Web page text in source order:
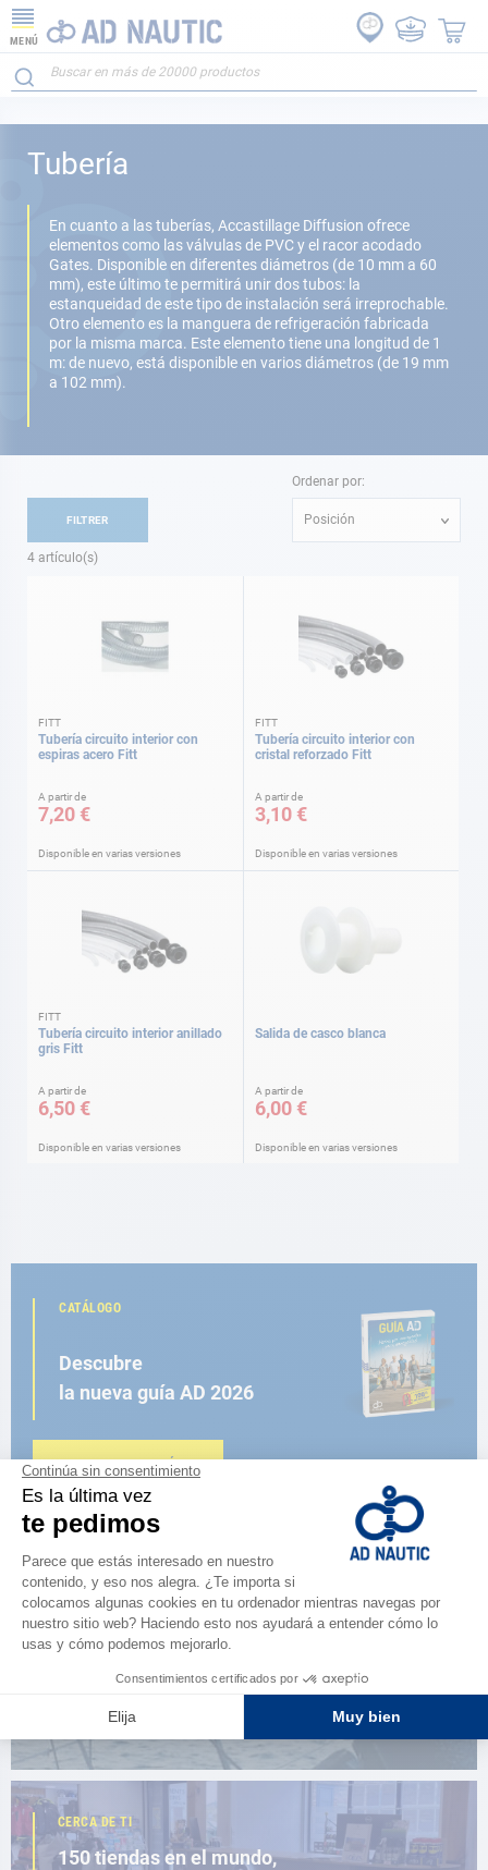
MENÚ
Tubería
En cuanto a lastuberías, Accastillage Diffusion ofrece
elementos como las válvulas de PVC yel racor acodado
Gates. Disponible en diferentes diámetros (de 10 mm a 60
mm), este últimote permitirá unir dos tubos: la
estanqueidad de este tipo de instalación será irreprochable.
Otro elemento es la manguera de refrigeración fabricada
por la misma marca. Este elemento tiene una longitud de 1
m: de nuevo, está disponible en varios diámetros (de 19 mm
a 102 mm).
4 artículo(s)
Ordenar por:
Posición
FITT
Tubería circuito interior con
espiras acero Fitt
A partir de
7,20 €
Disponible en varias versiones
FITT
Tubería circuito interior con
cristal reforzado Fitt
A partir de
3,10 €
Disponible en varias versiones
FITT
Tubería circuito interior anillado
gris Fitt
A partir de
6,50 €
Disponible en varias versiones
Salida de casco blanca
A partir de
6,00 €
Disponible en varias versiones
FILTRER
CATÁLOGO
Descubre
la nueva guía AD 2026
NAVEGAR POR EL CATÁLOGO
ESPACIO FIDELIDAD
¿Eres apasionado?
Benefíciate de ventajas exclusivas
AD FIDELITY
CERCA DE TI
150 tiendas en el mundo,